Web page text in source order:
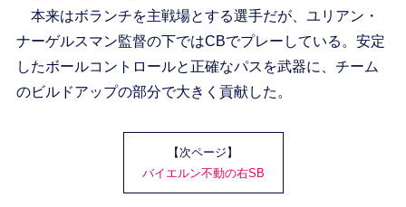
本来はボランチを主戦場とする選手だが、ユリアン・
ナーゲルスマン監督の下ではCBでプレーしている。安定
したボールコントロールと正確なパスを武器に、チーム
のビルドアップの部分で大きく貢献した。
【次ページ】
バイエルン不動の右SB